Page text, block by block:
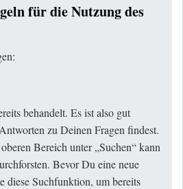
für die Nutzung des
behandelt. Es ist also gut
zu Deinen Fragen findest.
Bereich unter „Suchen“ kann
Bevor Du eine neue
diese Suchfunktion, um bereits